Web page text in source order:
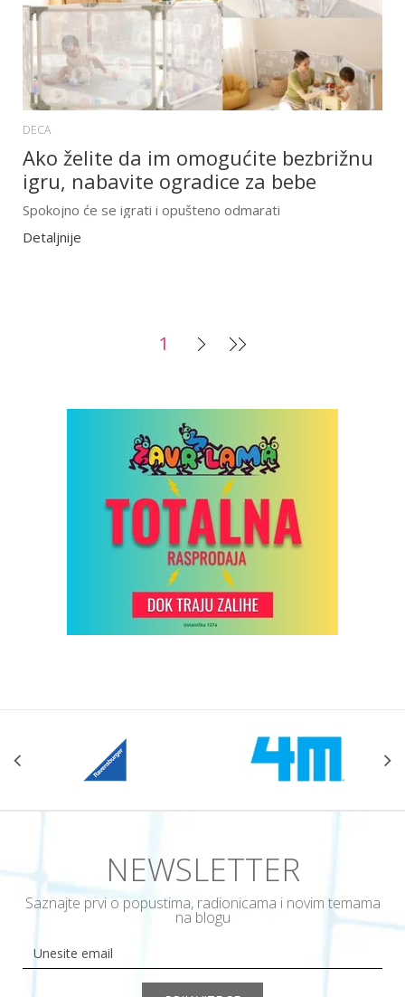
DECA
Ako želite da im omogućite bezbrižnu
igru, nabavite ogradice za bebe
Spokojno će se igrati i opušteno odmarati
Detaljnije
1
NEWSLETTER
Saznajte prvi o popustima, radionicama i novim temama
na blogu